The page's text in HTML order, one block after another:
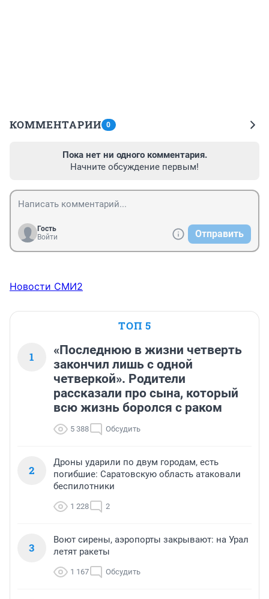
КОММЕНТАРИИ 0
Пока нет ни одного комментария.
Начните обсуждение первым!
Гость
Войти
Отправить
Новости СМИ2
ТОП 5
1
«Последнюю в жизни четверть
закончил лишь с одной
четверкой». Родители
рассказали про сына, который
всю жизнь боролся с раком
5 388 Обсудить
2
Дроны ударили по двум городам, есть
погибшие: Саратовскую область атаковали
беспилотники
1 228 2
3
Воют сирены, аэропорты закрывают: на Урал
летят ракеты
1 167 Обсудить